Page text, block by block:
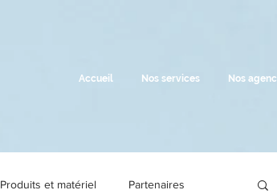
Accueil Nos services Nos
Produits et matériel Partenaires